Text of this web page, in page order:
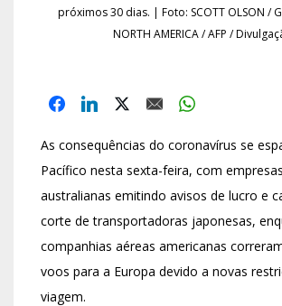
próximos 30 dias. | Foto: SCOTT OLSON /
NORTH AMERICA / AFP /
As consequências do coronavírus se
Pacífico nesta sexta-feira, com
australianas emitindo avisos de lucro e
corte de transportadoras japonesas,
companhias aéreas americanas
voos para a Europa devido a novas
viagem.